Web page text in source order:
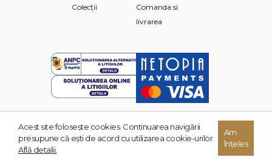
Colecții
Comanda si
livrarea
© 2026 Grupul Editorial TREI. Toate drepturile rezervate.
Acest site foloseşte cookies. Continuarea navigării
presupune că eşti de acord cu utilizarea cookie-urilor.
Află detalii.
Am
înțeles